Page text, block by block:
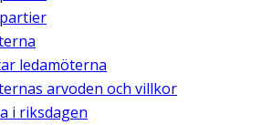
ledamöterna
arvoden och villkor
i riksdagen